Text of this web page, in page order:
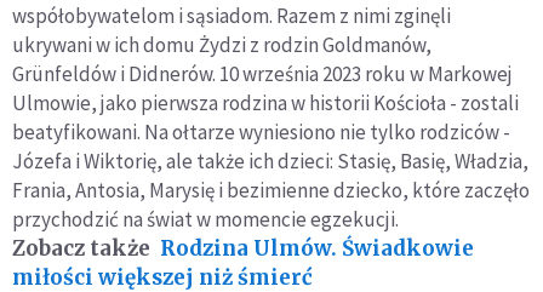
współobywatelom i sąsiadom. Razem z nimi zginęli
ukrywani w ich domu Żydzi z rodzin Goldmanów,
Grünfeldów i Didnerów. 10 września 2023 roku w Markowej
Ulmowie, jako pierwsza rodzina w historii Kościoła - zostali
beatyfikowani. Na ołtarze wyniesiono nie tylko rodziców -
Józefa i Wiktorię, ale także ich dzieci: Stasię, Basię, Władzia,
Frania, Antosia, Marysię i bezimienne dziecko, które zaczęło
przychodzić na świat w momencie egzekucji.
Zobacz także Rodzina Ulmów. Świadkowie
miłości większej niż śmierć